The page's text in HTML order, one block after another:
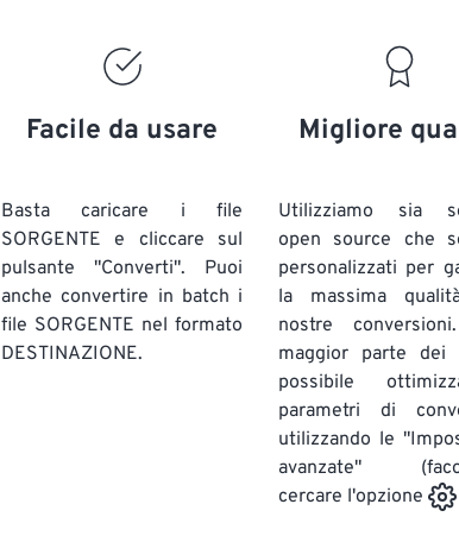
Facile da usare
Basta caricare i file
SORGENTE e cliccare sul
pulsante "Converti". Puoi
anche convertire in batch i
file SORGENTE nel formato
DESTINAZIONE.
Migliore
Utilizziamo sia
open source che
personalizzati per
la massima
nostre
maggior parte dei
possibile
parametri di
utilizzando le
avanzate"
cercare l'opzione